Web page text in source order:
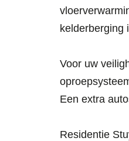
kelderberging
Voor uw
Een extra
Residentie